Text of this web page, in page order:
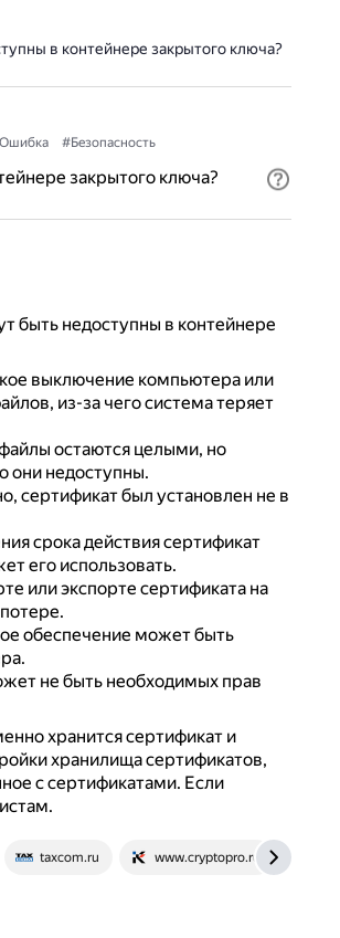
в контейнере закрытого ключа?
#Безопасность
закрытого ключа?
быть недоступны в контейнере
выключение компьютера или
из-за чего система теряет
остаются целыми, но
они недоступны.
сертификат был установлен не в
срока действия сертификат
его использовать.
или экспорте сертификата на
обеспечение может быть
не быть необходимых прав
хранится сертификат и
хранилища сертификатов,
с сертификатами. Если
taxcom.ru www.cryptopro.ru